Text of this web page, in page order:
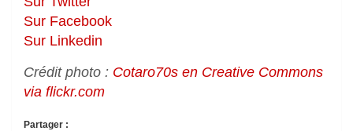
Sur Facebook
Sur Linkedin
Crédit photo : Cotaro70s en Creative Commons
via flickr.com
Partager :